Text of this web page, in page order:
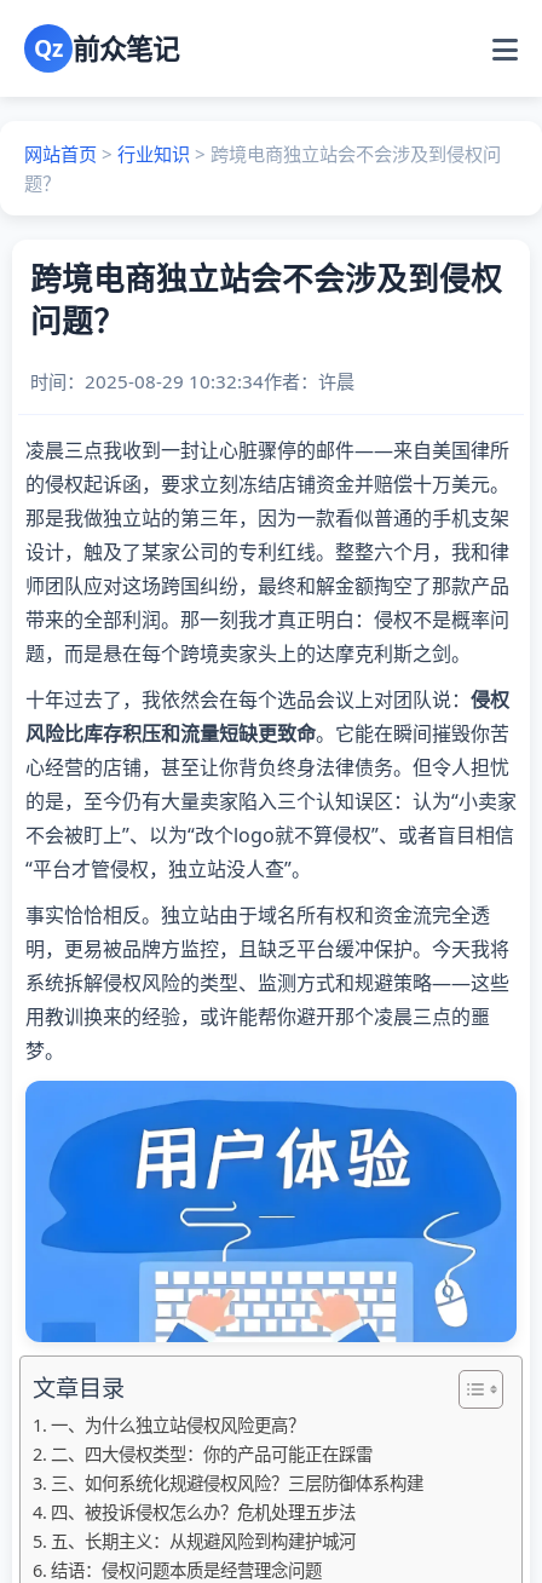
Qz 前众笔记
网站首页 > 行业知识 > 跨境电商独立站会不会涉及到侵权问
题？
跨境电商独立站会不会涉及到侵权
问题？
时间：2025-08-29 10:32:34作者： 许晨
凌晨三点我收到一封让心脏骤停的邮件——来自美国律所
的侵权起诉函，要求立刻冻结店铺资金并赔偿十万美元。
那是我做独立站的第三年，因为一款看似普通的手机支架
设计，触及了某家公司的专利红线。整整六个月，我和律
师团队应对这场跨国纠纷，最终和解金额掏空了那款产品
带来的全部利润。那一刻我才真正明白：侵权不是概率问
题，而是悬在每个跨境卖家头上的达摩克利斯之剑。
十年过去了，我依然会在每个选品会议上对团队说：​ ​侵权
风险比库存积压和流量短缺更致命​​。它能在瞬间摧毁你苦
心经营的店铺，甚至让你背负终身法律债务。但令人担忧
的是，至今仍有大量卖家陷入三个认知误区：认为“小卖家
不会被盯上”、以为“改个logo就不算侵权”、或者盲目相信
“平台才管侵权，独立站没人查”。
事实恰恰相反。独立站由于域名所有权和资金流完全透
明，更易被品牌方监控，且缺乏平台缓冲保护。今天我将
系统拆解侵权风险的类型、监测方式和规避策略——这些
用教训换来的经验，或许能帮你避开那个凌晨三点的噩
梦。
文章目录
一、为什么独立站侵权风险更高？
二、四大侵权类型：你的产品可能正在踩雷
三、如何系统化规避侵权风险？三层防御体系构建
四、被投诉侵权怎么办？危机处理五步法
五、长期主义：从规避风险到构建护城河
结语：侵权问题本质是经营理念问题